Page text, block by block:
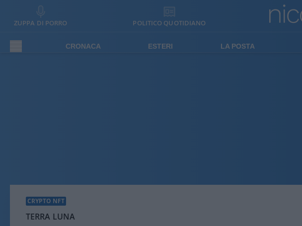
ZUPPA DI PORRO POLITICO QUOTIDIANO
CRONACA ESTERI LA POSTA
CRYPTO NFT
TERRA LUNA